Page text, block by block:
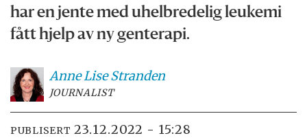
har en jente med uhelbredelig leukemi
fått hjelp av ny genterapi.
Anne Lise Stranden
JOURNALIST
PUBLISERT 23.12.2022 - 15:28